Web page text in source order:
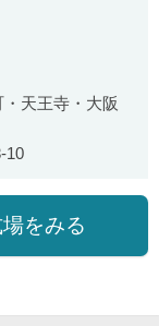
天王寺・大阪
10
をみる